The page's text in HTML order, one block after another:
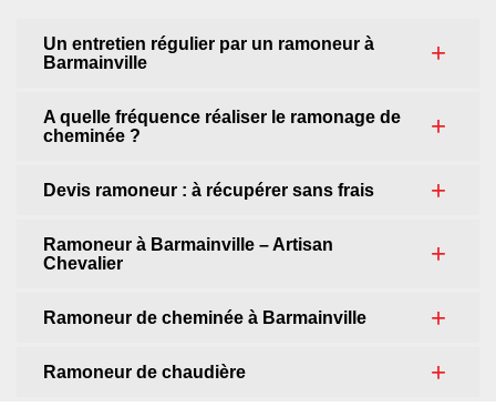
Un entretien régulier par un ramoneur à
Barmainville
A quelle fréquence réaliser le ramonage de
cheminée ?
Devis ramoneur : à récupérer sans frais
Ramoneur à Barmainville – Artisan
Chevalier
Ramoneur de cheminée à Barmainville
Ramoneur de chaudière